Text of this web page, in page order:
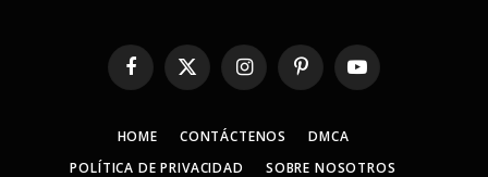
Facebook
X
InstagramPinterestYouTube
HOME CONTÁCTENOS
DMCA
POLÍTICA DE PRIVACIDAD
SOBRE NOSOTROS